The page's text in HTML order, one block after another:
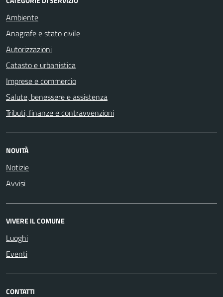
Ambiente
Anagrafe e stato civile
Autorizzazioni
Catasto e urbanistica
Imprese e commercio
Salute, benessere e assistenza
Tributi, finanze e contravvenzioni
NOVITÀ
Notizie
Avvisi
VIVERE IL COMUNE
Luoghi
Eventi
CONTATTI